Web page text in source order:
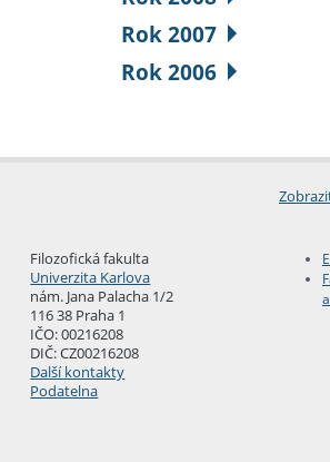
Rok 2007
Rok 2006
Filozofická fakulta
Univerzita Karlova
nám. Jana Palacha 1/2
116 38 Praha 1
IČO: 00216208
DIČ: CZ00216208
Další kontakty
Podatelna